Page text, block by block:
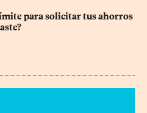
para solicitar tus ahorros